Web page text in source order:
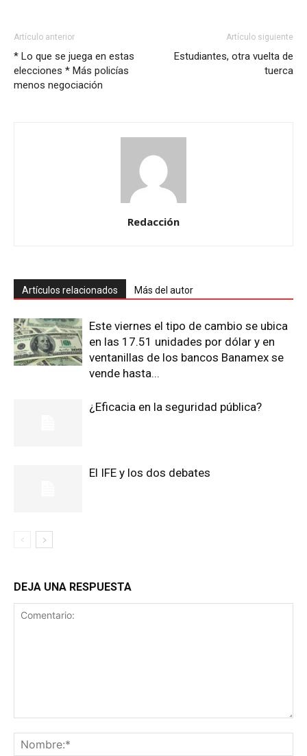
Artículo anterior
* Lo que se juega en estas
elecciones * Más policías
menos negociación
Artículo siguiente
Estudiantes, otra vuelta de
tuerca
Redacción
Artículos relacionados Más del autor
Este viernes el tipo de cambio se ubica
en las 17.51 unidades por dólar y en
ventanillas de los bancos Banamex se
vende hasta...
¿Eficacia en la seguridad pública?
El IFE y los dos debates
DEJA UNA RESPUESTA